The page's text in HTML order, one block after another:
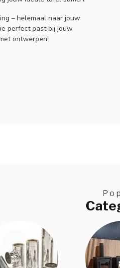
– helemaal naar jouw
perfect past bij jouw
ontwerpen!